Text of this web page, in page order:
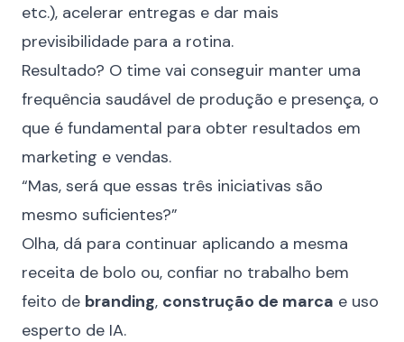
etc.), acelerar entregas e dar mais
previsibilidade para a rotina.
Resultado? O time vai conseguir manter uma
frequência saudável de produção e presença, o
que é fundamental para obter resultados em
marketing e vendas.
“Mas, será que essas três iniciativas são
mesmo suficientes?”
Olha, dá para continuar aplicando a mesma
receita de bolo ou, confiar no trabalho bem
feito de branding, construção de marca e uso
esperto de IA.